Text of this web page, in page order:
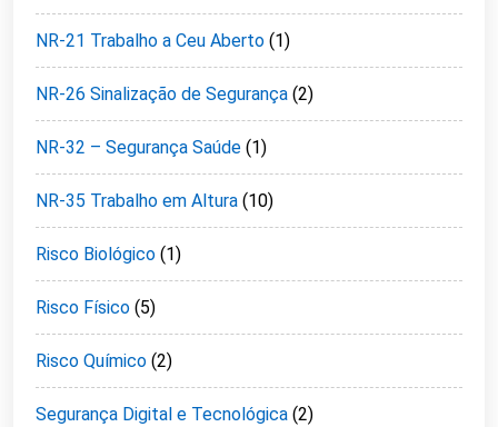
NR-21 Trabalho a Ceu Aberto (1)
NR-26 Sinalização de Segurança (2)
NR-32 – Segurança Saúde (1)
NR-35 Trabalho em Altura (10)
Risco Biológico (1)
Risco Físico (5)
Risco Químico (2)
Segurança Digital e Tecnológica (2)